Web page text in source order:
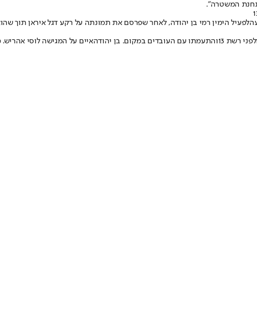
המשטרה".
לפעיל הימין רמי בן יהודה, לאחר שפרסם את תמונתה על רקע דגל איראן תוך
רשת 13 והתעמתו עם העובדים במקום. בן יהודהאיים על המגישה לוסי אהריש.